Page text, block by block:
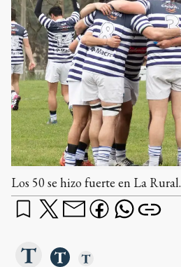
Los 50 se hizo fuerte en La Rural.